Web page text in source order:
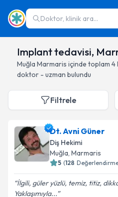
Doktor, klinik ara...
Implant tedavisi,
Muğla Marmaris içinde toplam 4
doktor - uzman bulundu
Filtrele
Dt. Avni Güner
Diş Hekimi
Muğla, Marmaris
5 (128
İlgili, güler yüzlü, temiz, titiz,
Yaklaşımıyla...